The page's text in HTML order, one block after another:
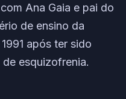
Ana Gaia e pai do
de ensino da
após ter sido
esquizofrenia.